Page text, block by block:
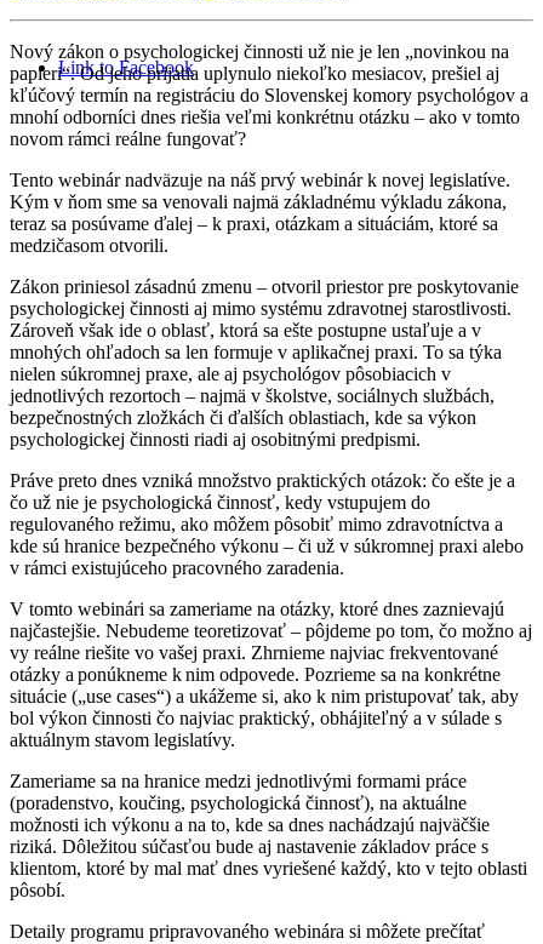
Link to Facebook
Nový zákon o psychologickej činnosti už nie je len „novinkou na
papieri“. Od jeho prijatia uplynulo niekoľko mesiacov, prešiel aj
kľúčový termín na registráciu do Slovenskej komory psychológov a
mnohí odborníci dnes riešia veľmi konkrétnu otázku – ako v tomto
novom rámci reálne fungovať?
Tento webinár nadväzuje na náš prvý webinár k novej legislatíve.
Kým v ňom sme sa venovali najmä základnému výkladu zákona,
teraz sa posúvame ďalej – k praxi, otázkam a situáciám, ktoré sa
medzičasom otvorili.
Zákon priniesol zásadnú zmenu – otvoril priestor pre poskytovanie
psychologickej činnosti aj mimo systému zdravotnej starostlivosti.
Zároveň však ide o oblasť, ktorá sa ešte postupne ustaľuje a v
mnohých ohľadoch sa len formuje v aplikačnej praxi. To sa týka
nielen súkromnej praxe, ale aj psychológov pôsobiacich v
jednotlivých rezortoch – najmä v školstve, sociálnych službách,
bezpečnostných zložkách či ďalších oblastiach, kde sa výkon
psychologickej činnosti riadi aj osobitnými predpismi.
Práve preto dnes vzniká množstvo praktických otázok: čo ešte je a
čo už nie je psychologická činnosť, kedy vstupujem do
regulovaného režimu, ako môžem pôsobiť mimo zdravotníctva a
kde sú hranice bezpečného výkonu – či už v súkromnej praxi alebo
v rámci existujúceho pracovného zaradenia.
V tomto webinári sa zameriame na otázky, ktoré dnes zaznievajú
najčastejšie. Nebudeme teoretizovať – pôjdeme po tom, čo možno aj
vy reálne riešite vo vašej praxi. Zhrnieme najviac frekventované
otázky a ponúkneme k nim odpovede. Pozrieme sa na konkrétne
situácie („use cases“) a ukážeme si, ako k nim pristupovať tak, aby
bol výkon činnosti čo najviac praktický, obhájiteľný a v súlade s
aktuálnym stavom legislatívy.
Zameriame sa na hranice medzi jednotlivými formami práce
(poradenstvo, koučing, psychologická činnosť), na aktuálne
možnosti ich výkonu a na to, kde sa dnes nachádzajú najväčšie
riziká. Dôležitou súčasťou bude aj nastavenie základov práce s
klientom, ktoré by mal mať dnes vyriešené každý, kto v tejto oblasti
pôsobí.
Detaily programu pripravovaného webinára si môžete prečítať